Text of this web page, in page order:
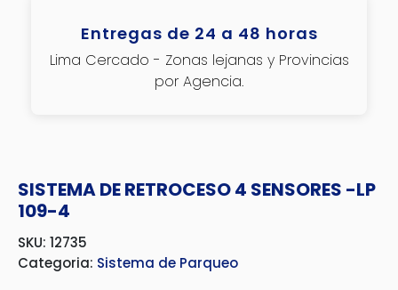
Entregas de 24 a 48 horas
Lima Cercado - Zonas lejanas y Provincias
por Agencia.
SISTEMA DE RETROCESO 4 SENSORES -LP
109-4
SKU: 12735
Categoria: Sistema de Parqueo